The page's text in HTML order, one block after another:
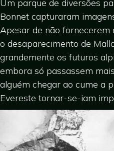
Um parque de diversões
Bonnet capturaram
Apesar de não fornecerem
o desaparecimento de
grandemente os futuros
embora só passassem
alguém chegar ao cume a
Evereste tornar-se-iam